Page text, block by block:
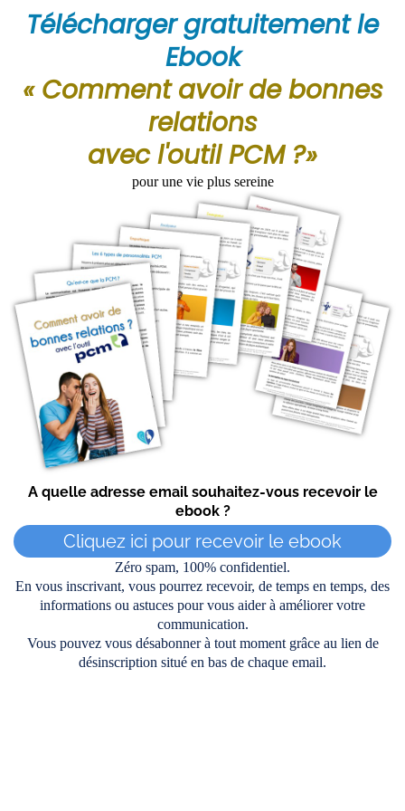
Télécharger gratuitement le
Ebook
« Comment avoir de bonnes
relations
avec l'outil PCM ?»
pour une vie plus sereine
A quelle adresse email souhaitez-vous recevoir le
ebook ?
Cliquez ici pour recevoir le ebook
Zéro spam, 100% confidentiel.
En vous inscrivant, vous pourrez recevoir, de temps en temps, des
informations ou astuces pour vous aider à améliorer votre
communication.
Vous pouvez vous désabonner à tout moment grâce au lien de
désinscription situé en bas de chaque email.